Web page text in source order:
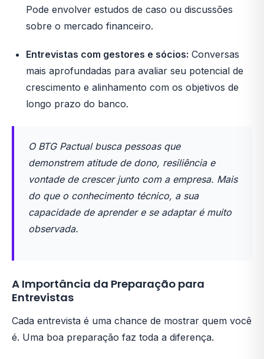
Pode envolver estudos de caso ou discussões
sobre o mercado financeiro.
Entrevistas com gestores e sócios: Conversas
mais aprofundadas para avaliar seu potencial de
crescimento e alinhamento com os objetivos de
longo prazo do banco.
O BTG Pactual busca pessoas que
demonstrem atitude de dono, resiliência e
vontade de crescer junto com a empresa. Mais
do que o conhecimento técnico, a sua
capacidade de aprender e se adaptar é muito
observada.
A Importância da Preparação para
Entrevistas
Cada entrevista é uma chance de mostrar quem você
é. Uma boa preparação faz toda a diferença.